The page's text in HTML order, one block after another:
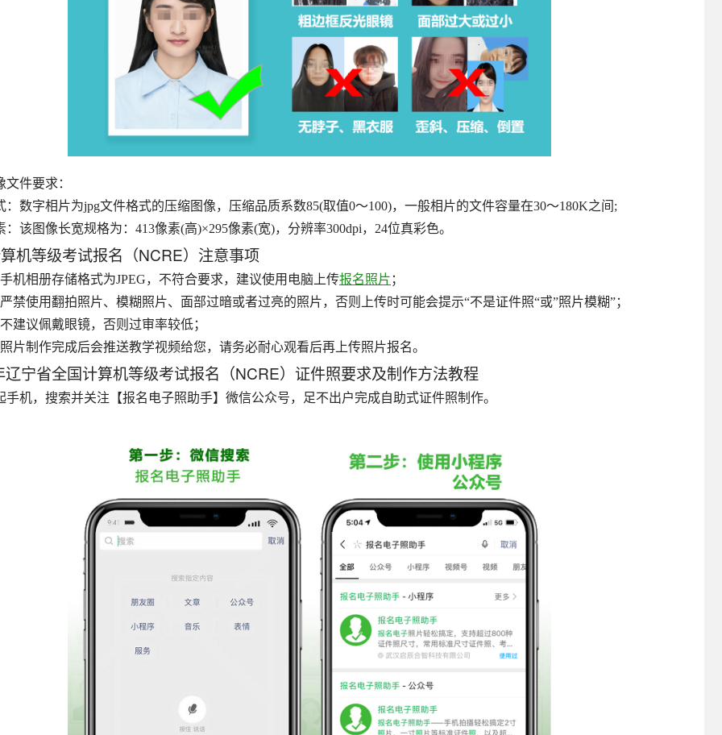
文件要求：
：数字相片为jpg文件格式的压缩图像，压缩品质系数85(取值0～100)，一般相片的文件容量在30～180K之间;
：该图像长宽规格为：413像素(高)×295像素(宽)，分辨率300dpi，24位真彩色。
机等级考试报名（NCRE）注意事项
机相册存储格式为JPEG，不符合要求，建议使用电脑上传报名照片 ；
禁使用翻拍照片、模糊照片、面部过暗或者过亮的照片，否则上传时可能会提示“不是证件照“或”照片模糊”；
建议佩戴眼镜，否则过审率较低；
片制作完成后会推送教学视频给您，请务必耐心观看后再上传照片报名。
宁省全国计算机等级考试报名（NCRE）证件照要求及制作方法教程
手机，搜索并关注【报名电子照助手】微信公众号，足不出户完成自助式证件照制作。